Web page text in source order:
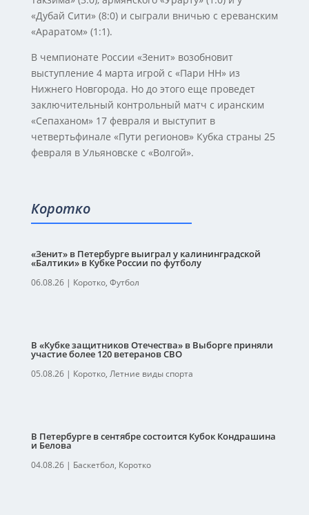
«Дубай Сити» (8:0) и сыграли вничью с ереванским
«Араратом» (1:1).
В чемпионате России «Зенит» возобновит
выступление 4 марта игрой с «Пари НН» из
Нижнего Новгорода. Но до этого еще проведет
заключительный контрольный матч с иранским
«Сепаханом» 17 февраля и выступит в
четвертьфинале «Пути регионов» Кубка страны 25
февраля в Ульяновске с «Волгой».
Коротко
«Зенит» в Петербурге выиграл у калининградской
«Балтики» в Кубке России по футболу
06.08.26| Коротко, Футбол
В «Кубке защитников Отечества» в Выборге приняли
участие более 120 ветеранов СВО
05.08.26| Коротко, Летние виды спорта
В Петербурге в сентябре состоится Кубок Кондрашина
и Белова
04.08.26| Баскетбол, Коротко